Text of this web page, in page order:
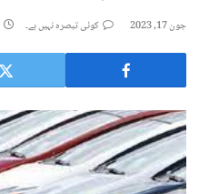
جون 17, 2023 کوئی تبصرہ نہیں ہے۔